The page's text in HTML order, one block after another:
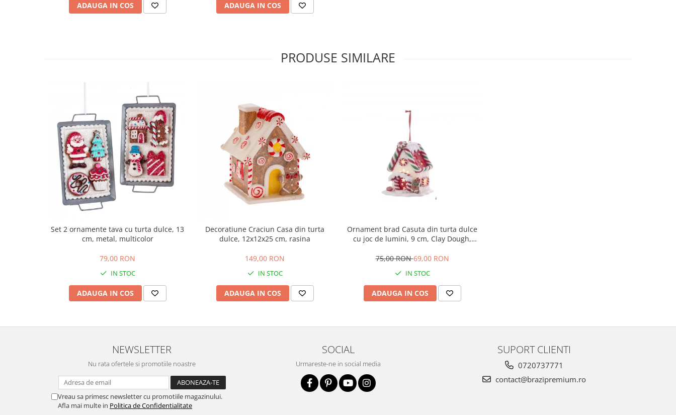
ADAUGA IN COS ADAUGA IN COS
PRODUSE SIMILARE
Set 2 ornamente tava cu turta dulce, 13
cm, metal, multicolor
79,00 RON
IN STOC
ADAUGA IN COS
Decoratiune Craciun Casa din turta
dulce, 12x12x25 cm, rasina
149,00 RON
IN STOC
ADAUGA IN COS
Ornament brad Casuta din turta dulce
cu joc de lumini, 9 cm, Clay Dough,
75,00 RON69,00 RON
IN STOC
ADAUGA IN COS
NEWSLETTER
Nu rata ofertele si promotiile noastre
Vreau sa primesc newsletter cu promotiile magazinului.
Afla mai multe in Politica de Confidentialitate
SOCIAL
Urmareste-ne in social media
SUPORT CLIENTI
0720737771
contact@brazipremium.ro